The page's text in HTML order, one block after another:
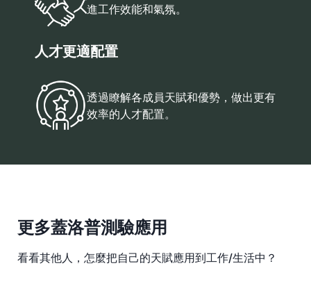
進工作效能和氣氛。
人才更適配置
透過瞭解各成員天賦和優勢，做出更有
效率的人才配置。
更多蓋洛普測驗應用
看看其他人，怎麼把自己的天賦應用到工作/生活中？